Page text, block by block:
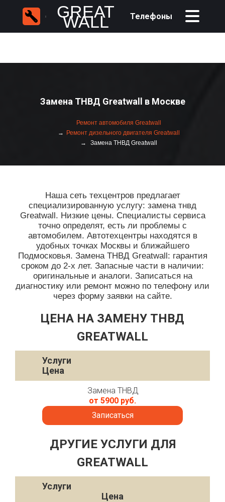
GREAT
WALL Телефоны
Замена ТНВД Greatwall в Москве
Ремонт автомобиля Greatwall
Ремонт дизельного двигателя Greatwall
Замена ТНВД Greatwall
Наша сеть техцентров предлагает
специализированную услугу: замена тнвд
Greatwall. Низкие цены. Специалисты сервиса
точно определят, есть ли проблемы с
автомобилем. Автотехцентры находятся в
удобных точках Москвы и ближайшего
Подмосковья. Замена ТНВД Greatwall: гарантия
сроком до 2-х лет. Запасные части в наличии:
оригинальные и аналоги. Записаться на
диагностику или ремонт можно по телефону или
через форму заявки на сайте.
ЦЕНА НА ЗАМЕНУ ТНВД
GREATWALL
Услуги
Цена
Замена ТНВД
от 5900 руб.
Записаться
ДРУГИЕ УСЛУГИ ДЛЯ
GREATWALL
Услуги
Цена